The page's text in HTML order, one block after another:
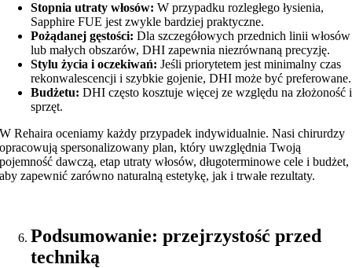
Stopnia utraty włosów: W przypadku rozległego łysienia,
Sapphire FUE jest zwykle bardziej praktyczne.
Pożądanej gęstości: Dla szczegółowych przednich linii włosów
lub małych obszarów, DHI zapewnia niezrównaną precyzję.
Stylu życia i oczekiwań: Jeśli priorytetem jest minimalny czas
rekonwalescencji i szybkie gojenie, DHI może być preferowane.
Budżetu: DHI często kosztuje więcej ze względu na złożoność i
sprzęt.
W Rehaira oceniamy każdy przypadek indywidualnie. Nasi chirurdzy
opracowują spersonalizowany plan, który uwzględnia Twoją
pojemność dawczą, etap utraty włosów, długoterminowe cele i budżet,
aby zapewnić zarówno naturalną estetykę, jak i trwałe rezultaty.
Podsumowanie: przejrzystość przed
techniką